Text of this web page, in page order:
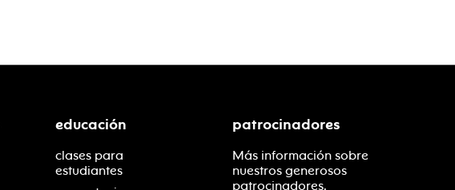
educación
clases para
estudiantes
patrocinadores
Más información sobre
nuestros generosos
patrocinadores.